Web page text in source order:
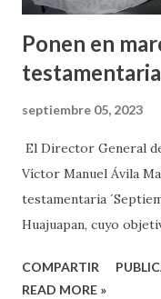
Ponen en
septiembre 05, 2023
El Director General
Víctor Manuel Ávila
testamentaria
Huajuapan, cuyo
Martínez, explicó que
COMPARTIR
READ MORE »